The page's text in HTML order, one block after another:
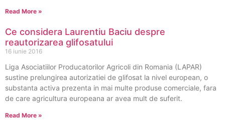
Read More »
Ce considera Laurentiu Baciu despre
reautorizarea glifosatului
16 iunie 2016
Liga Asociatiilor Producatorilor Agricoli din Romania (LAPAR)
sustine prelungirea autorizatiei de glifosat la nivel european, o
substanta activa prezenta in mai multe produse comerciale, fara
de care agricultura europeana ar avea mult de suferit.
Read More »